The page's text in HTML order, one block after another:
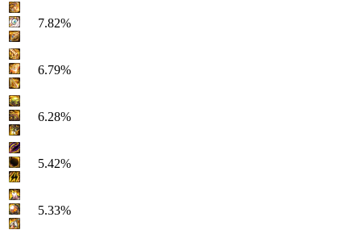
7.82%
6.79%
6.28%
5.42%
5.33%